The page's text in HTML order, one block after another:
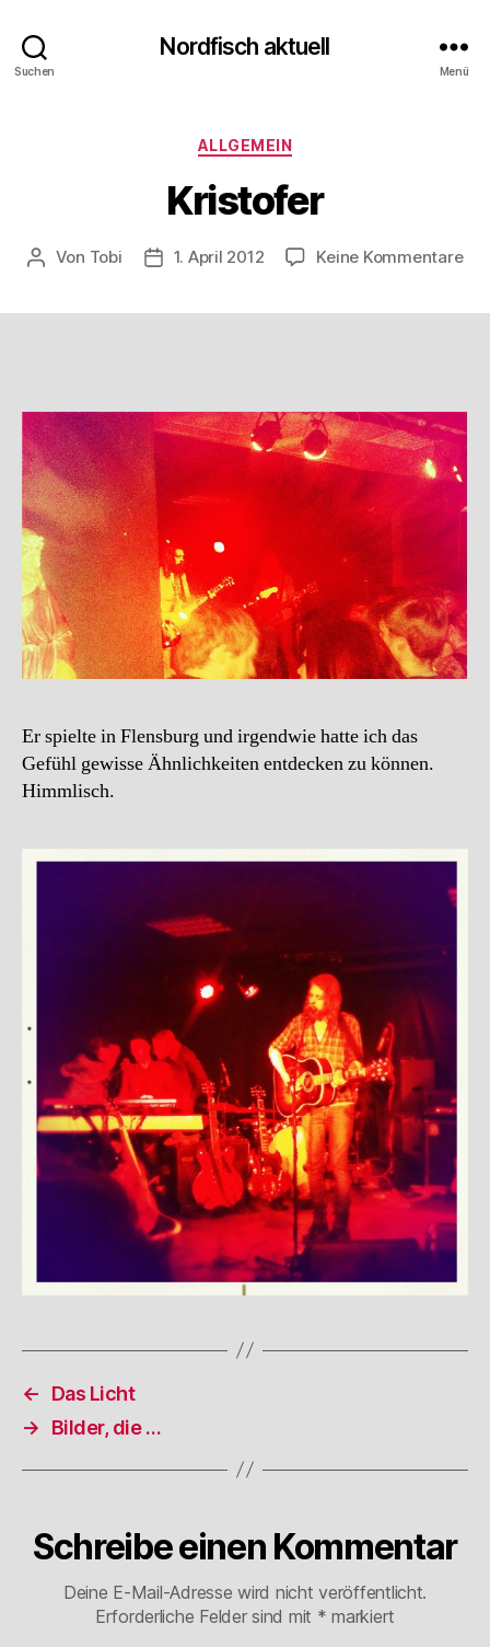
Suchen
Nordfisch aktuell
Menü
Kategorien
ALLGEMEIN
Kristofer
Beitragsautor
Von Tobi Beitragsdatum
1. April 2012 Keine Kommentarezu
Er spielte in Flensburg und irgendwie hatte ich das
Gefühl gewisse Ähnlichkeiten entdecken zu können.
Himmlisch.
←
Das Licht
→
Bilder, die …
Schreibe einen Kommentar
Deine E-Mail-Adresse wird nicht veröffentlicht.
Erforderliche Felder sind mit * markiert